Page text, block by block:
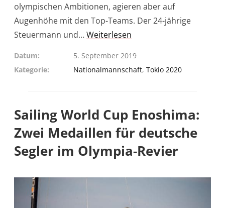
olympischen Ambitionen, agieren aber auf
Augenhöhe mit den Top-Teams. Der 24-jährige
Steuermann und…Weiterlesen
Datum
5. September 2019
Kategorie
Nationalmannschaft, Tokio 2020
Sailing World Cup Enoshima:
Zwei Medaillen für deutsche
Segler im Olympia-Revier